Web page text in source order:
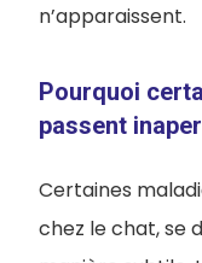
n’apparaissent.
Pourquoi
passent
Certaines
chez le chat, se